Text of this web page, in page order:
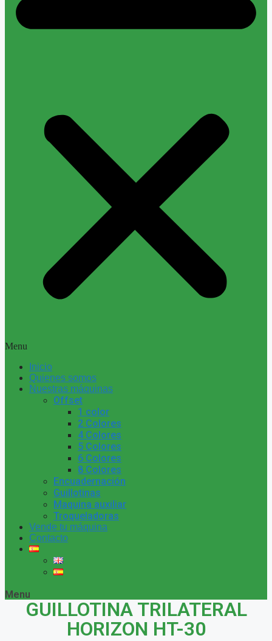
Menu
Inicio
Quienes somos
Nuestras máquinas
Offset
1 color
2 Colores
4 Colores
5 Colores
6 Colores
8 Colores
Encuadernación
Guillotinas
Maquina auxiliar
Troqueladoras
Vende tu máquina
Contacto
Menu
GUILLOTINA TRILATERAL
HORIZON HT-30